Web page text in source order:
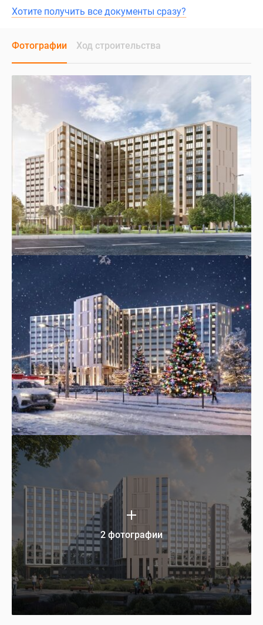
Хотите получить все документы сразу?
Фотографии Ход строительства
2 фотографии